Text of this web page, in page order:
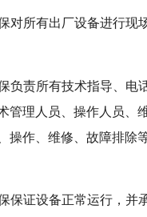
对所有出厂设备进行现
负责所有技术指导、电
管理人员、操作人员、
操作、维修、故障排除
保证设备正常运行，并